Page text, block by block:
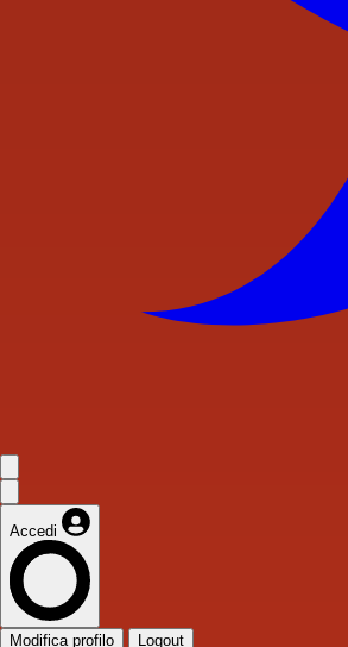
Accedi
Modifica profilo Logout